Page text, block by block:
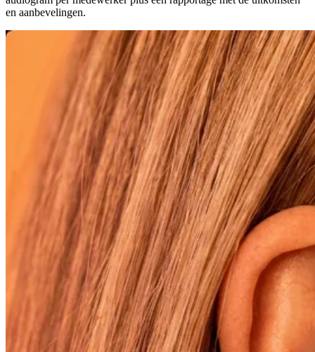
en aanbevelingen.